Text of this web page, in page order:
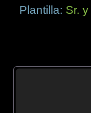
Plantilla: Sr.